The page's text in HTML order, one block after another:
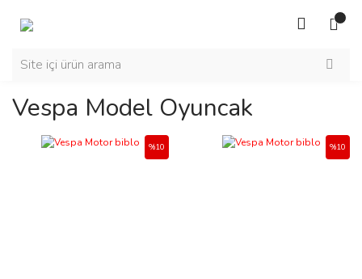
Vespa Model Oyuncak
%10 %10